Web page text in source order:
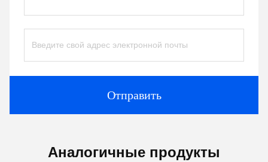
Отправить
Аналогичные продукты